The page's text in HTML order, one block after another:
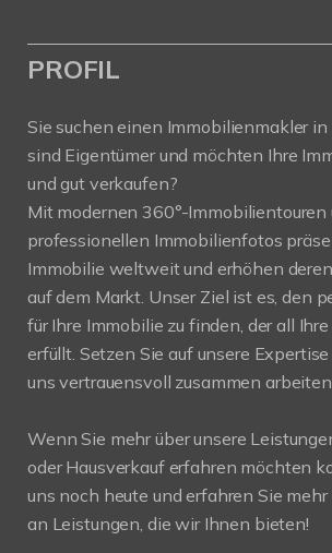
PROFIL
Sie suchen einen Immobilienmakler
sind Eigentümer und möchten Ihre
und gut verkaufen?
Mit modernen 360°-Immobilientouren
professionellen Immobilienfotos
Immobilie weltweit und erhöhen
auf dem Markt. Unser Ziel ist es, den
für Ihre Immobilie zu finden, der all
erfüllt. Setzen Sie auf unsere
uns vertrauensvoll zusammen arbeiten.
Wenn Sie mehr über unsere
oder Hausverkauf erfahren möchten
uns noch heute und erfahren Sie
an Leistungen, die wir Ihnen bieten!